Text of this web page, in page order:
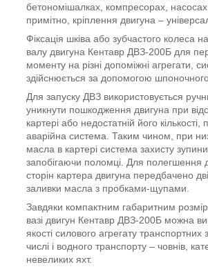
бетономішалках, компресорах,
примітно, кріплення двигуна –
Фіксація шківа або зубчастого колеса на
валу двигуна Кентавр ДВЗ-200Б для
моменту на різні допоміжні агрегати,
здійснюється за допомогою
Для запуску ДВЗ використовується
уникнути пошкодження двигуна при
картері або недостатній його
аварійна система. Таким чином, при
масла в картері система захисту
запобігаючи поломці. Для полегшення
сторін картера двигуна передбачено
заливки масла з пробками-щупами.
Завдяки компактним габаритним
вазі двигун Кентавр ДВЗ-200Б можна
якості силового агрегату транспортних
числі і водного транспорту – човнів,
невеликих яхт.